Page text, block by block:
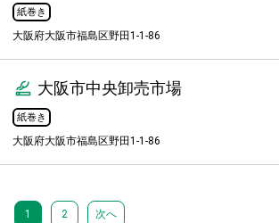
紙巻き
大阪府大阪市福島区野田1-1-86
大阪市中央卸売市場
紙巻き
大阪府大阪市福島区野田1-1-86
1 2 次へ